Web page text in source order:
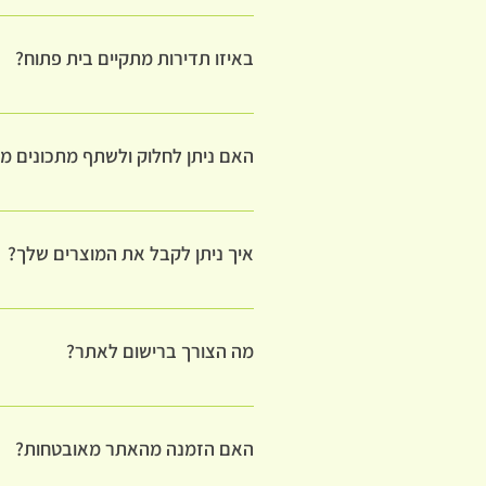
מפגשים באווירה ביתית ונעימה
באיזו תדירות מתקיים בית פתוח?
בית פתוח מתקיים מדי חודש אלא כן יש
האם ניתן לחלוק ולשתף מתכונים
המידע באתר וכל הזכיות שלו שמורים
פנים אל פנים, במכירת מוצרים בריאים
איך ניתן לקבל את המוצרים שלך?
את ההזמנה ניתן לבצע דרך האתר או
מה הצורך ברישום לאתר?
אתר בריה בריאה מאפשר מגוון שירותים.
האם הזמנה מהאתר מאובטחות?